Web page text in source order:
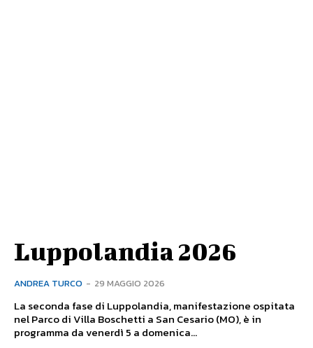
Luppolandia 2026
ANDREA TURCO - 29 MAGGIO 2026
La seconda fase di Luppolandia, manifestazione ospitata
nel Parco di Villa Boschetti a San Cesario (MO), è in
programma da venerdì 5 a domenica...